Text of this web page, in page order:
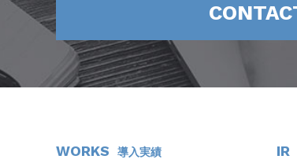
WORKS 導入実績 IR